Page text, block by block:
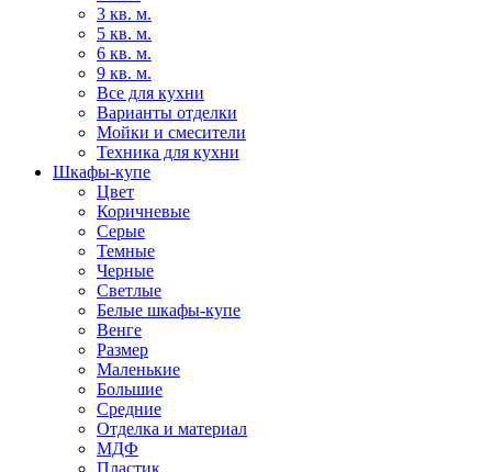
3 кв. м.
5 кв. м.
6 кв. м.
9 кв. м.
Все для кухни
Варианты отделки
Мойки и смесители
Техника для кухни
Шкафы-купе
Цвет
Коричневые
Серые
Темные
Черные
Светлые
Белые шкафы-купе
Венге
Размер
Маленькие
Большие
Средние
Отделка и материал
МДФ
Пластик